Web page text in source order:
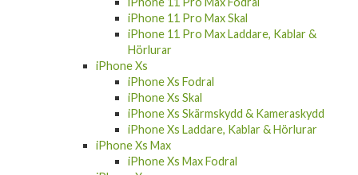
iPhone 11 Pro Skal
iPhone 11 Pro Skärmskydd & Kameraskydd
iPhone 11 Pro Laddare, Kablar & Hörlurar
iPhone 11 Pro Max
iPhone 11 Pro Max Fodral
iPhone 11 Pro Max Skal
iPhone 11 Pro Max Laddare, Kablar &
Hörlurar
iPhone Xs
iPhone Xs Fodral
iPhone Xs Skal